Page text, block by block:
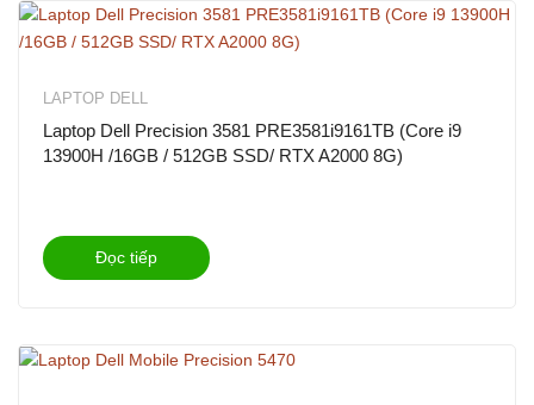
LAPTOP DELL
Laptop Dell Precision 3581 PRE3581i9161TB (Core i9
13900H /16GB / 512GB SSD/ RTX A2000 8G)
Đọc tiếp